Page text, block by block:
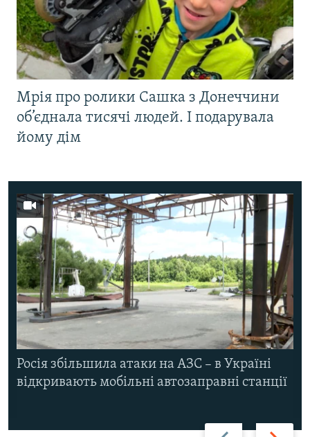
Мрія про ролики Сашка з Донеччини
об’єднала тисячі людей. І подарувала
йому дім
Назад Вперед
Росія збільшила атаки на АЗС – в Україні
відкривають мобільні автозаправні станції